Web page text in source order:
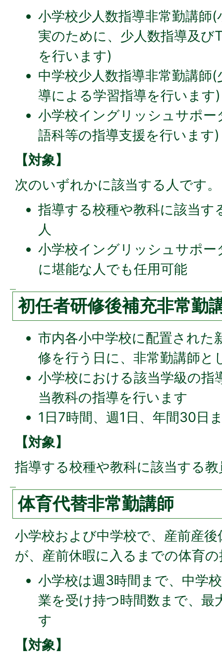
小学校少人数指導非常勤講師
実のために、少人数指導及び
を行います)
中学校少人数指導非常勤講師
導による学習指導を行います)
小学校イングリッシュサポ
語科等の指導支援を行います)
【対象】
次のいずれかに該当する人です。
指導する校種や教科に該当す
人
小学校イングリッシュサポ
に堪能な人でも任用可能
初任者研修後補充非常勤
市内各小中学校に配置された
修を行う日に、非常勤講師と
小学校における該当学級の指
当教科の指導を行います
1日7時間、週1日、年間30日
【対象】
指導する校種や教科に該当する
体育代替非常勤講師
小学校および中学校で、産前産
が、産前休暇に入るまでの体育
小学校は週3時間まで、中学
業を受け持つ時間数まで、最
す
【対象】